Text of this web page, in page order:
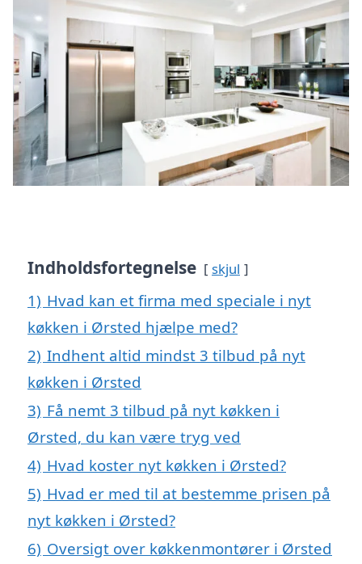
Indholdsfortegnelse skjul
1) Hvad kan et firma med speciale i nyt
køkken i Ørsted hjælpe med?
2) Indhent altid mindst 3 tilbud på nyt
køkken i Ørsted
3) Få nemt 3 tilbud på nyt køkken i
Ørsted, du kan være tryg ved
4) Hvad koster nyt køkken i Ørsted?
5) Hvad er med til at bestemme prisen på
nyt køkken i Ørsted?
6) Oversigt over køkkenmontører i Ørsted